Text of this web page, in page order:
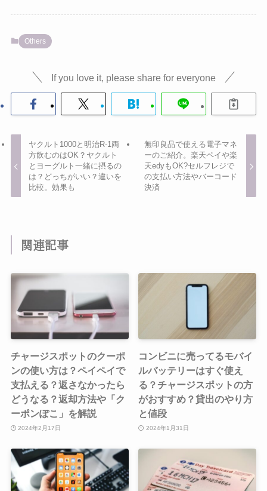
Others
If you love it, please share for everyone
ヤクルト1000と明治R-1両
方飲むのはOK？ヤクルト
とヨーグルト一緒に摂るの
は？どっちがいい？違いを
比較。効果も
無印良品で使える電子マネ
ーのご紹介。楽天ペイや楽
天edyもOK?セルフレジで
の支払い方法やバーコード
決済
関連記事
チャージスポットのクーポ
ンの使い方は？ペイペイで
支払える？返さなかったら
どうなる？返却方法や「ク
ーポンぽこ」を解説
2024年2月17日
コンビニに売ってるモバイ
ルバッテリーはすぐ使え
る？チャージスポットの方
がおすすめ？貸出のやり方
と値段
2024年1月31日